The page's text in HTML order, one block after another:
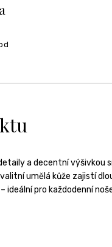
a decentní výšivkou
umělá kůže zajistí
pro každodenní